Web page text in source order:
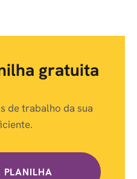
gratuita
de trabalho da sua
PLANILHA